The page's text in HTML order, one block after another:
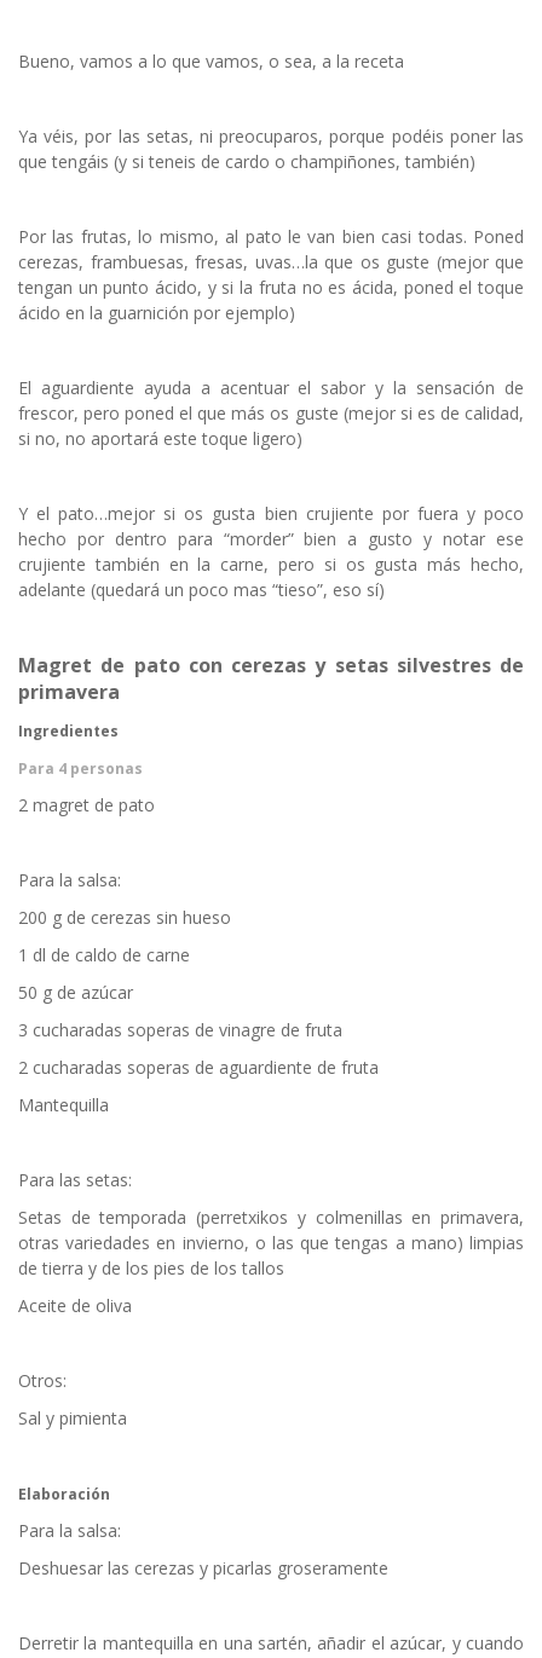
Bueno, vamos a lo que vamos, o sea, a la receta
Ya véis, por las setas, ni preocuparos, porque podéis poner las
que tengáis (y si teneis de cardo o champiñones, también)
Por las frutas, lo mismo, al pato le van bien casi todas. Poned
cerezas, frambuesas, fresas, uvas…la que os guste (mejor que
tengan un punto ácido, y si la fruta no es ácida, poned el toque
ácido en la guarnición por ejemplo)
El aguardiente ayuda a acentuar el sabor y la sensación de
frescor, pero poned el que más os guste (mejor si es de calidad,
si no, no aportará este toque ligero)
Y el pato…mejor si os gusta bien crujiente por fuera y poco
hecho por dentro para “morder” bien a gusto y notar ese
crujiente también en la carne, pero si os gusta más hecho,
adelante (quedará un poco mas “tieso”, eso sí)
Magret de pato con cerezas y setas silvestres de
primavera
Ingredientes
Para 4 personas
2 magret de pato
Para la salsa:
200 g de cerezas sin hueso
1 dl de caldo de carne
50 g de azúcar
3 cucharadas soperas de vinagre de fruta
2 cucharadas soperas de aguardiente de fruta
Mantequilla
Para las setas:
Setas de temporada (perretxikos y colmenillas en primavera,
otras variedades en invierno, o las que tengas a mano) limpias
de tierra y de los pies de los tallos
Aceite de oliva
Otros:
Sal y pimienta
Elaboración
Para la salsa:
Deshuesar las cerezas y picarlas groseramente
Derretir la mantequilla en una sartén, añadir el azúcar, y cuando